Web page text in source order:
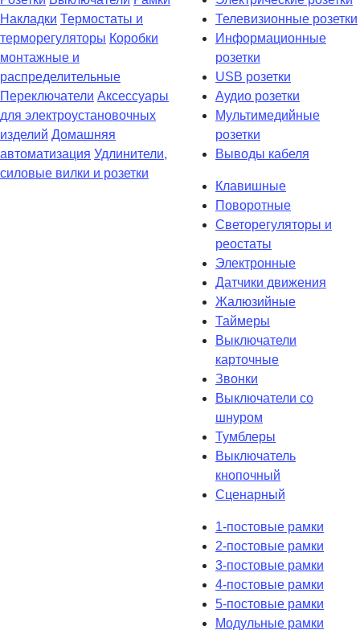
Накладки Термостаты и
терморегуляторы Коробки
монтажные и
распределительные
Переключатели Аксессуары
для электроустановочных
изделий Домашняя
автоматизация Удлинители,
силовые вилки и розетки
Телевизионные розетки
Информационные
розетки
USB розетки
Аудио розетки
Мультимедийные
розетки
Выводы кабеля
Клавишные
Поворотные
Светорегуляторы и
реостаты
Электронные
Датчики движения
Жалюзийные
Таймеры
Выключатели
карточные
Звонки
Выключатели со
шнуром
Тумблеры
Выключатель
кнопочный
Сценарный
1-постовые рамки
2-постовые рамки
3-постовые рамки
4-постовые рамки
5-постовые рамки
Модульные рамки